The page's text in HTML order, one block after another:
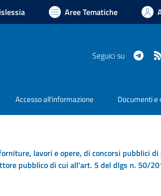
Aree Tematiche
Seguici su
Accesso all'informazione Documenti e
lavori e opere, di concorsi pubblici di
pubblico di cui all'art. 5 del dlgs n. 50/